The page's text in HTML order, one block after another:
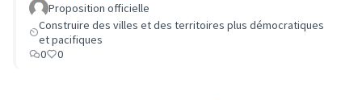
Proposition officielle
Construire des villes et des territoires plus démocratiques
et pacifiques
0
0